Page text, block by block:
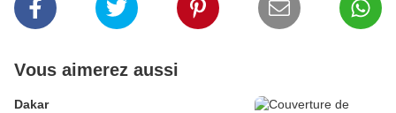
Vous aimerez aussi
Dakar